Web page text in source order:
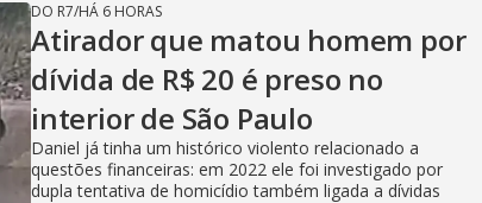
DO R7/HÁ 6 HORAS
Atirador que matou homem por
dívida de R$ 20 é preso no
interior de São Paulo
Daniel já tinha um histórico violento relacionado a
questões financeiras: em 2022 ele foi investigado por
dupla tentativa de homicídio também ligada a dívidas